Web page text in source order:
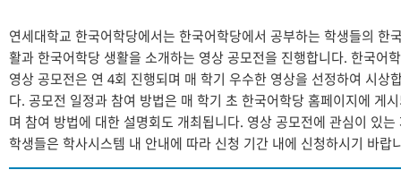
연세대학교 한국어학당에서는 한국어학당에서 공부하는 학생들의 한
활과 한국어학당 생활을 소개하는 영상 공모전을 진행합니다. 한국어
영상 공모전은 연 4회 진행되며 매 학기 우수한 영상을 선정하여 시상
다. 공모전 일정과 참여 방법은 매 학기 초 한국어학당 홈페이지에 게
며 참여 방법에 대한 설명회도 개최됩니다. 영상 공모전에 관심이 있는
학생들은 학사시스템 내 안내에 따라 신청 기간 내에 신청하시기 바랍